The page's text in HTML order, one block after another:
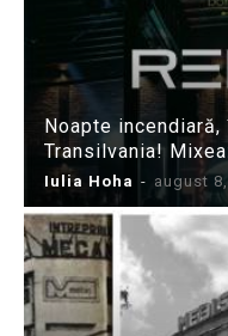
Noapte
Transilvania!
Iulia Hoha - august